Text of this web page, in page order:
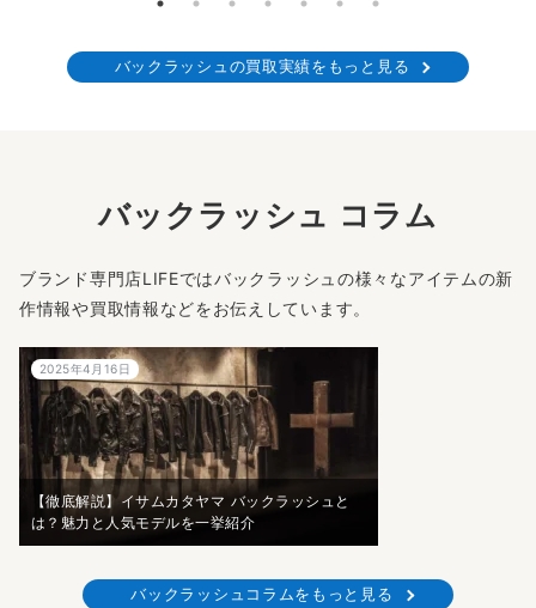
バックラッシュの買取実績をもっと見る
バックラッシュ コラム
ブランド専門店LIFEではバックラッシュの様々なアイテムの新
作情報や買取情報などをお伝えしています。
【徹底解説】イサムカタヤマ バックラッシュと
は？魅力と人気モデルを一挙紹介
2025年4月16日
バックラッシュコラムをもっと見る